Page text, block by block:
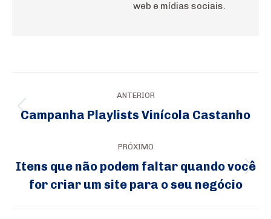
web e mídias sociais.
de
ANTERIOR
Post
Campanha Playlists Vinícola Castanho
PRÓXIMO
Itens que não podem faltar quando você
for criar um site para o seu negócio